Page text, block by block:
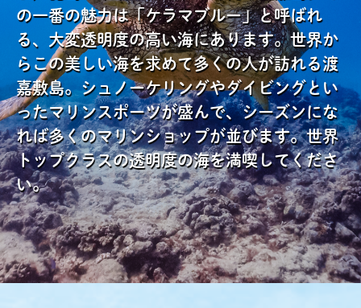
の一番の魅力は「ケラマブルー」と呼ばれ
る、大変透明度の高い海にあります。世界か
らこの美しい海を求めて多くの人が訪れる渡
嘉敷島。シュノーケリングやダイビングとい
ったマリンスポーツが盛んで、シーズンにな
れば多くのマリンショップが並びます。世界
トップクラスの透明度の海を満喫してくださ
い。